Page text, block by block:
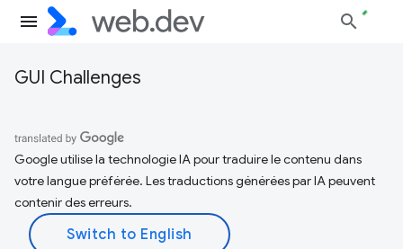
GUI Challenges
Google utilise la technologie IA pour traduire le contenu dans
votre langue préférée. Les traductions générées par IA peuvent
contenir des erreurs.